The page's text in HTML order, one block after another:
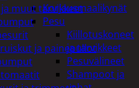
Korjausmaalikynät
Pesu
Kiillotuskoneet
ja tarvikkeet
Pesuvälineet
Shampoot ja
muut tarvikkeet
ja painepullot